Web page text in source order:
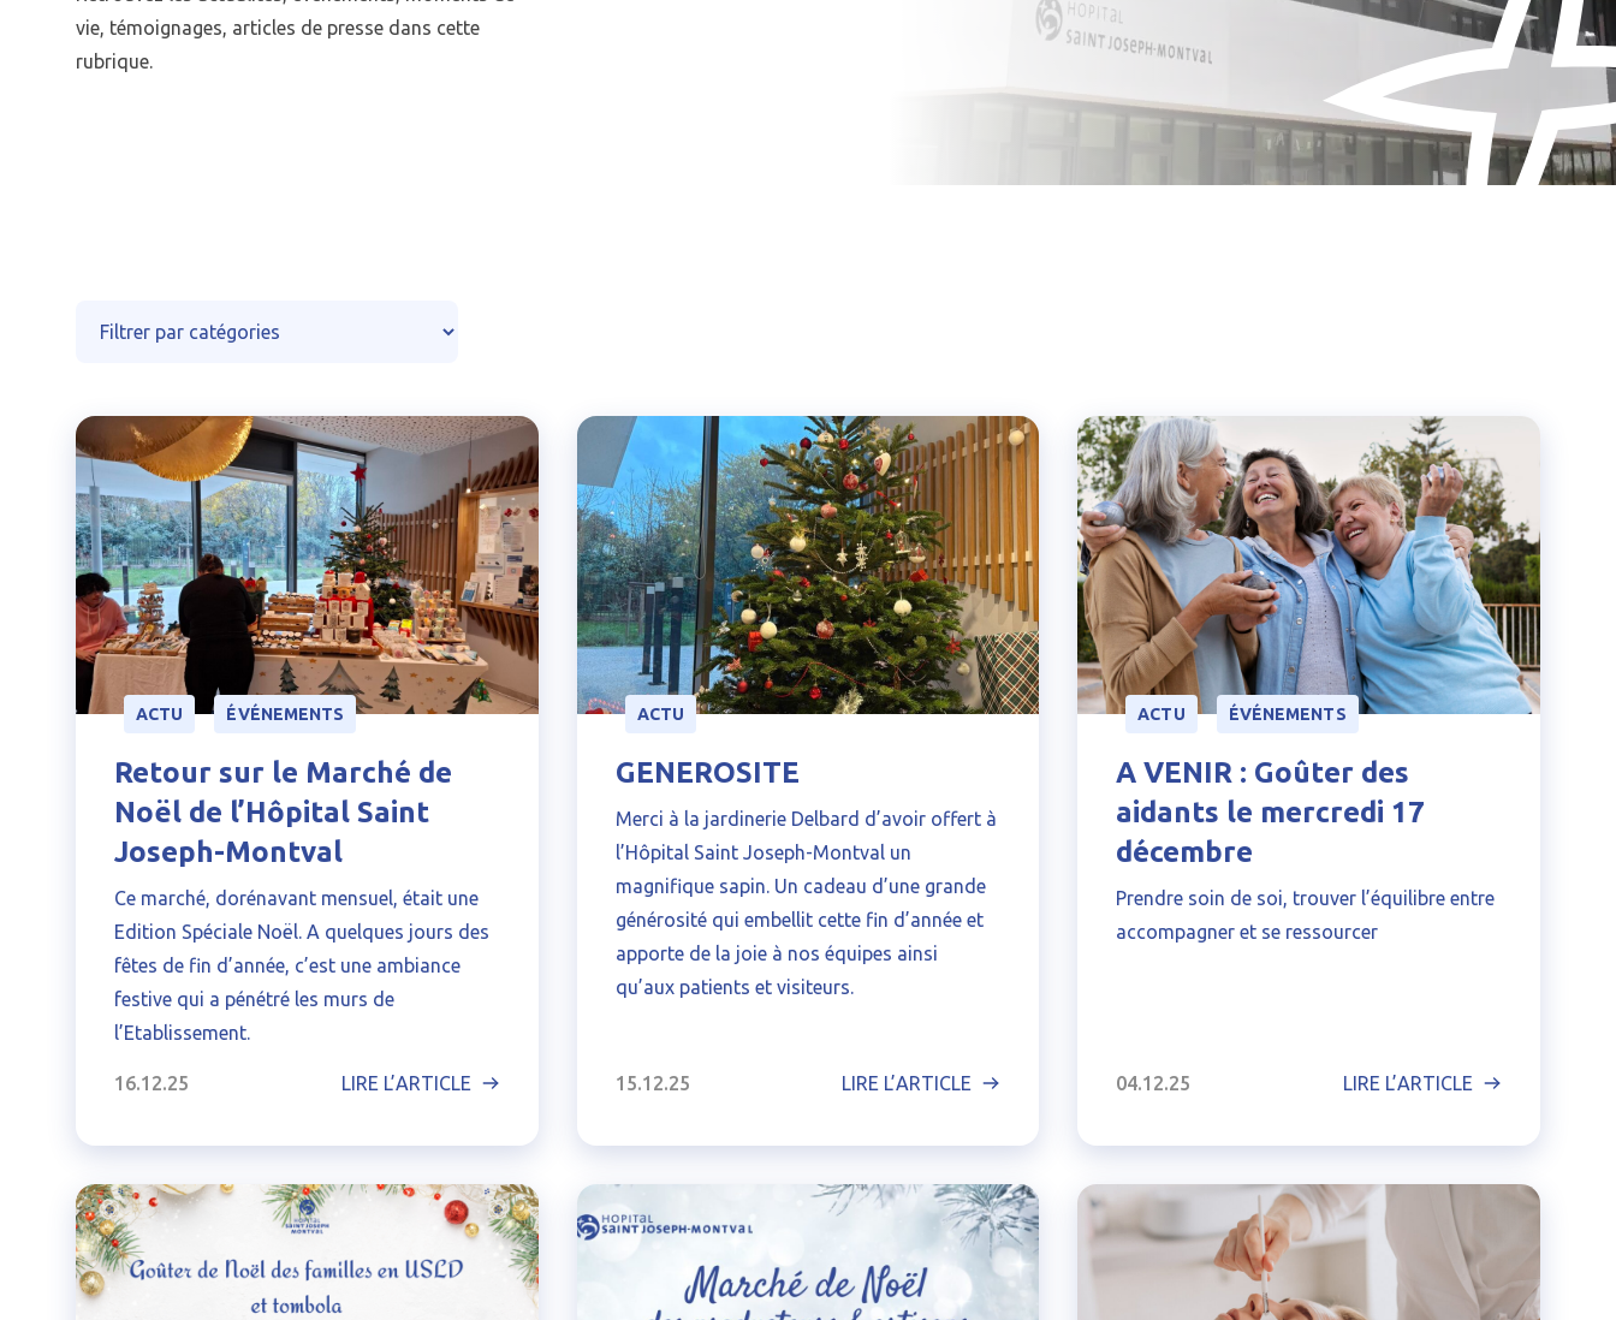
vie, témoignages, articles de presse dans cette
rubrique.
ACTU ÉVÉNEMENTS
Retour sur le Marché de
Noël de l’Hôpital Saint
Joseph-Montval
Ce marché, dorénavant mensuel, était une
Edition Spéciale Noël. A quelques jours des
fêtes de fin d’année, c’est une ambiance
festive qui a pénétré les murs de
l’Etablissement.
16.12.25 LIRE L’ARTICLE
ACTU
GENEROSITE
Merci à la jardinerie Delbard d’avoir offert à
l’Hôpital Saint Joseph-Montval un
magnifique sapin. Un cadeau d’une grande
générosité qui embellit cette fin d’année et
apporte de la joie à nos équipes ainsi
qu’aux patients et visiteurs.
15.12.25 LIRE L’ARTICLE
ACTU ÉVÉNEMENTS
A VENIR : Goûter des
aidants le mercredi 17
décembre
Prendre soin de soi, trouver l’équilibre entre
accompagner et se ressourcer
04.12.25 LIRE L’ARTICLE